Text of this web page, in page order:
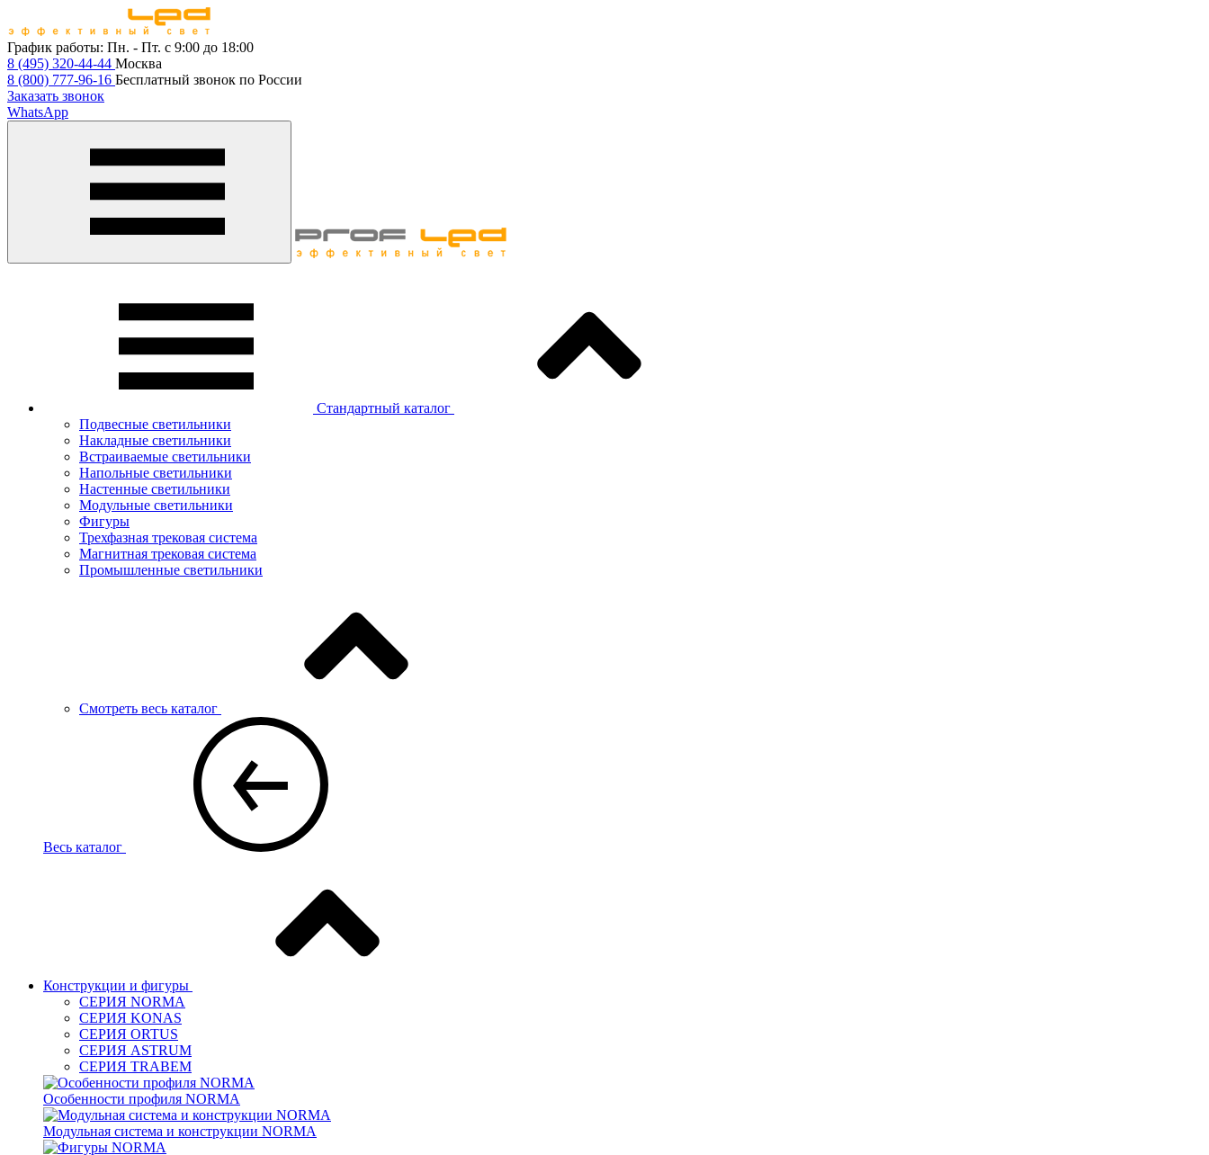
График работы: Пн. - Пт. с 9:00 до 18:00
8 (495) 320-44-44 Москва
8 (800) 777-96-16 Бесплатный звонок по России
Заказать звонок
WhatsApp
Стандартный каталог
Подвесные светильники
Накладные светильники
Встраиваемые светильники
Напольные светильники
Настенные светильники
Модульные светильники
Фигуры
Трехфазная трековая система
Магнитная трековая система
Промышленные светильники
Смотреть весь каталог
Весь каталог
Конструкции и фигуры
СЕРИЯ NORMA
СЕРИЯ KONAS
СЕРИЯ ORTUS
СЕРИЯ ASTRUM
СЕРИЯ TRABEM
Особенности профиля NORMA
Модульная система и конструкции NORMA